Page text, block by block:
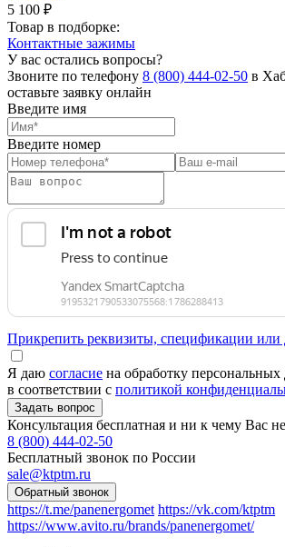
5 100 ₽
Товар в подборке:
Контактные зажимы
У вас остались вопросы?
Звоните по телефону 8 (800) 444-02-50 в
оставьте заявку онлайн
Введите имя
Введите номер
Прикрепить реквизиты, спецификации или
Я даю согласие на обработку
в соответствии с политикой
Консультация бесплатная и ни к чему Вас
8 (800) 444-02-50
Бесплатный звонок по России
sale@ktptm.ru
https://t.me/panenergomet https://vk.com/ktptm
https://www.avito.ru/brands/panenergomet/